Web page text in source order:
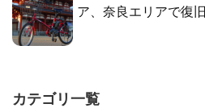
ア、奈良エリアで復旧
カテゴリ一覧